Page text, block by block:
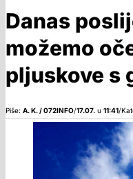
Danas
možemo
pljuskove s
Piše: A. K. / 072INFO/17.07. u 11:41/